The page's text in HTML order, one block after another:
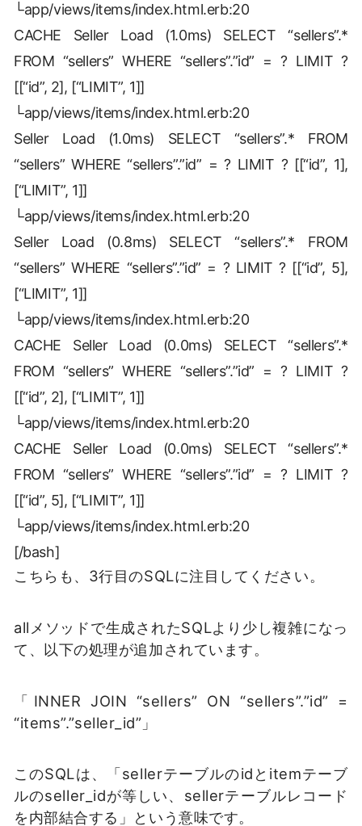
└app/views/items/index.html.erb:20
CACHE Seller Load (1.0ms) SELECT “sellers”.*
FROM “sellers” WHERE “sellers”.”id” = ? LIMIT ?
[[“id”, 2], [“LIMIT”, 1]]
└app/views/items/index.html.erb:20
Seller Load (1.0ms) SELECT “sellers”.* FROM
“sellers” WHERE “sellers”.”id” = ? LIMIT ? [[“id”, 1],
[“LIMIT”, 1]]
└app/views/items/index.html.erb:20
Seller Load (0.8ms) SELECT “sellers”.* FROM
“sellers” WHERE “sellers”.”id” = ? LIMIT ? [[“id”, 5],
[“LIMIT”, 1]]
└app/views/items/index.html.erb:20
CACHE Seller Load (0.0ms) SELECT “sellers”.*
FROM “sellers” WHERE “sellers”.”id” = ? LIMIT ?
[[“id”, 2], [“LIMIT”, 1]]
└app/views/items/index.html.erb:20
CACHE Seller Load (0.0ms) SELECT “sellers”.*
FROM “sellers” WHERE “sellers”.”id” = ? LIMIT ?
[[“id”, 5], [“LIMIT”, 1]]
└app/views/items/index.html.erb:20
[/bash]
こちらも、3行目のSQLに注目してください。
allメソッドで生成されたSQLより少し複雑になっ
て、以下の処理が追加されています。
「INNER JOIN “sellers” ON “sellers”.”id” =
“items”.”seller_id”」
このSQLは、「sellerテーブルのidとitemテーブ
ルのseller_idが等しい、sellerテーブルレコード
を内部結合する」という意味です。